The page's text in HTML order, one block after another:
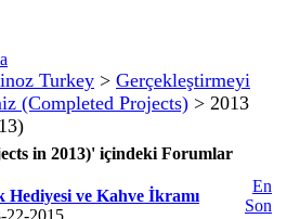
Turkey > Gerçekleştirmeyi
(Completed Projects) > 2013
in 2013)' içindeki Forumlar
Hediyesi ve Kahve İkramı
22-2015
En
Son